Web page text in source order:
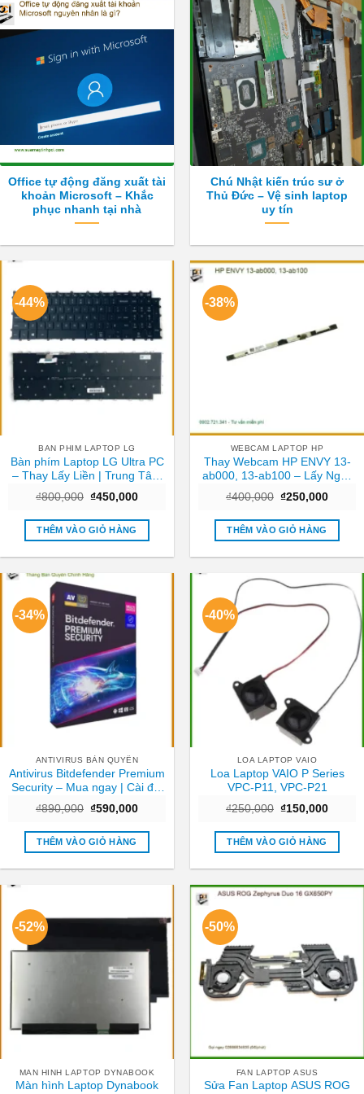
Office tự động đăng xuất tài
khoản Microsoft – Khắc
phục nhanh tại nhà
Chú Nhật kiến trúc sư ở
Thủ Đức – Vệ sinh laptop
uy tín
-44%
BAN PHIM LAPTOP LG
Bàn phím Laptop LG Ultra PC
– Thay Lấy Liền | Trung Tâm
₫800,000 Giá
là:
₫800,000.
₫450,000Giá
tại
₫450,000.
THÊM VÀO GIỎ HÀNG
-38%
WEBCAM LAPTOP HP
Thay Webcam HP ENVY 13-
ab000, 13-ab100 – Lấy Ngay
₫400,000 Giá
là:
₫400,000.
₫250,000Giá
tại
THÊM VÀO GIỎ HÀNG
-34%
ANTIVIRUS BẢN QUYỀN
Antivirus Bitdefender Premium
Security – Mua ngay | Cài đặt
₫890,000 Giá
là:
₫890,000.
₫590,000Giá
tại
₫590,000.
THÊM VÀO GIỎ HÀNG
-40%
LOA LAPTOP VAIO
Loa Laptop VAIO P Series
VPC-P11, VPC-P21
₫250,000 Giá
là:
₫250,000.
₫150,000Giá
tại
THÊM VÀO GIỎ HÀNG
-52%
MAN HINH LAPTOP DYNABOOK
Màn hình Laptop Dynabook
-50%
FAN LAPTOP ASUS
Sửa Fan Laptop ASUS ROG